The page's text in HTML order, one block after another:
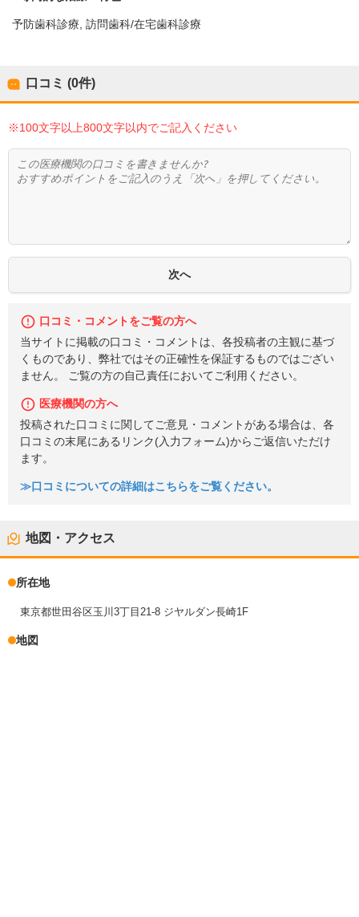
予防歯科診療 訪問歯科/在宅歯科診療
口コミ (0件)
※100文字以上800文字以内でご記入ください
口コミ・コメントをご覧の方へ
当サイトに掲載の口コミ・コメントは、各投稿者の主観に基づ
くものであり、弊社ではその正確性を保証するものではござい
ません。 ご覧の方の自己責任においてご利用ください。
医療機関の方へ
投稿された口コミに関してご意見・コメントがある場合は、各
口コミの末尾にあるリンク(入力フォーム)からご返信いただけ
ます。
≫口コミについての詳細はこちらをご覧ください。
地図・アクセス
所在地
東京都世田谷区玉川3丁目21-8 ジヤルダン長崎1F
地図